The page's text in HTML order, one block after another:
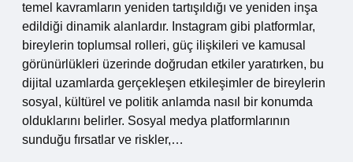
temel kavramların yeniden tartışıldığı ve yeniden inşa
edildiği dinamik alanlardır. Instagram gibi platformlar,
bireylerin toplumsal rolleri, güç ilişkileri ve kamusal
görünürlükleri üzerinde doğrudan etkiler yaratırken, bu
dijital uzamlarda gerçekleşen etkileşimler de bireylerin
sosyal, kültürel ve politik anlamda nasıl bir konumda
olduklarını belirler. Sosyal medya platformlarının
sunduğu fırsatlar ve riskler,…